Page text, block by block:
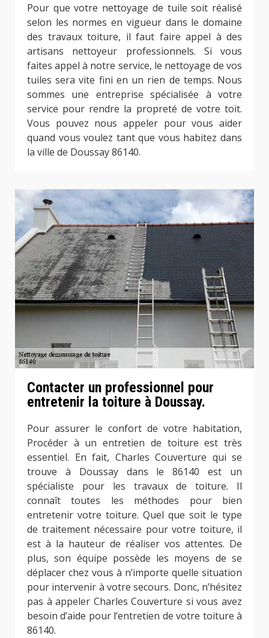
Pour que votre nettoyage de tuile soit réalisé
selon les normes en vigueur dans le domaine
des travaux toiture, il faut faire appel à des
artisans nettoyeur professionnels. Si vous
faites appel à notre service, le nettoyage de vos
tuiles sera vite fini en un rien de temps. Nous
sommes une entreprise spécialisée à votre
service pour rendre la propreté de votre toit.
Vous pouvez nous appeler pour vous aider
quand vous voulez tant que vous habitez dans
la ville de Doussay 86140.
Contacter un professionnel pour
entretenir la toiture à Doussay.
Pour assurer le confort de votre habitation,
Procéder à un entretien de toiture est très
essentiel. En fait, Charles Couverture qui se
trouve à Doussay dans le 86140 est un
spécialiste pour les travaux de toiture. Il
connaît toutes les méthodes pour bien
entretenir votre toiture. Quel que soit le type
de traitement nécessaire pour votre toiture, il
est à la hauteur de réaliser vos attentes. De
plus, son équipe possède les moyens de se
déplacer chez vous à n’importe quelle situation
pour intervenir à votre secours. Donc, n’hésitez
pas à appeler Charles Couverture si vous avez
besoin d’aide pour l’entretien de votre toiture à
86140.